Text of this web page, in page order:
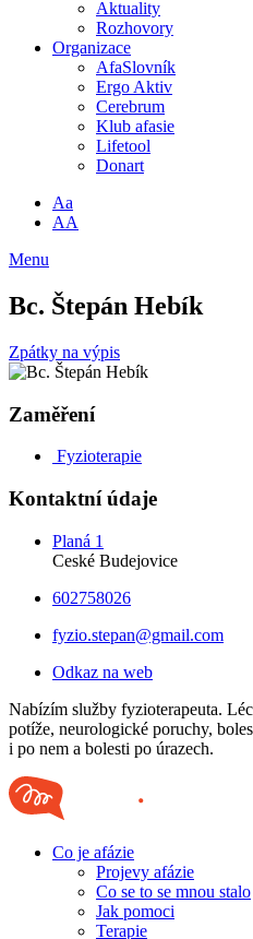
Aktuality
Rozhovory
Organizace
AfaSlovník
Ergo Aktiv
Cerebrum
Klub afasie
Lifetool
Donart
Aa
AA
Menu
Bc. Štepán Hebík
Zpátky na výpis
Zaměření
Fyzioterapie
Kontaktní údaje
Planá 1
Ceské Budejovice
602758026
fyzio.stepan@gmail.com
Odkaz na web
Nabízím služby fyzioterapeuta.
potíže, neurologické poruchy,
i po nem a bolesti po úrazech.
Co je afázie
Projevy afázie
Co se to se mnou stalo
Jak pomoci
Terapie